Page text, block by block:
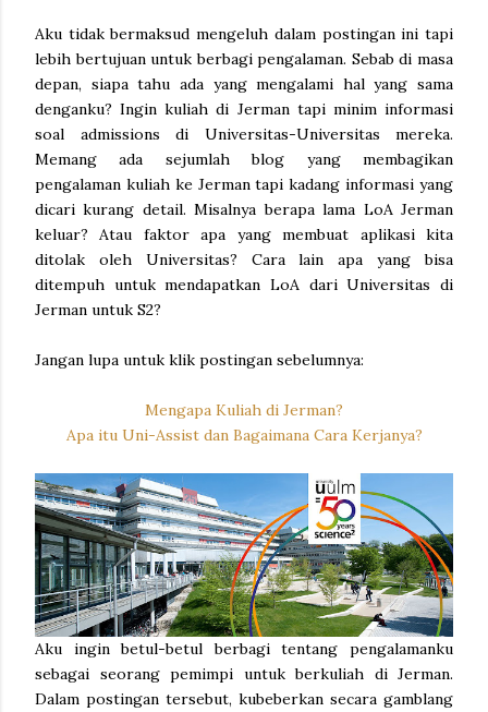
Aku tidak bermaksud mengeluh dalam postingan ini tapi
lebih bertujuan untuk berbagi pengalaman. Sebab di masa
depan, siapa tahu ada yang mengalami hal yang sama
denganku? Ingin kuliah di Jerman tapi minim informasi
soal admissions di Universitas-Universitas mereka.
Memang ada sejumlah blog yang membagikan
pengalaman kuliah ke Jerman tapi kadang informasi yang
dicari kurang detail. Misalnya berapa lama LoA Jerman
keluar? Atau faktor apa yang membuat aplikasi kita
ditolak oleh Universitas? Cara lain apa yang bisa
ditempuh untuk mendapatkan LoA dari Universitas di
Jerman untuk S2?
Jangan lupa untuk klik postingan sebelumnya:
Mengapa Kuliah di Jerman?
Apa itu Uni-Assist dan Bagaimana Cara Kerjanya?
Aku ingin betul-betul berbagi tentang pengalamanku
sebagai seorang pemimpi untuk berkuliah di Jerman.
Dalam postingan tersebut, kubeberkan secara gamblang